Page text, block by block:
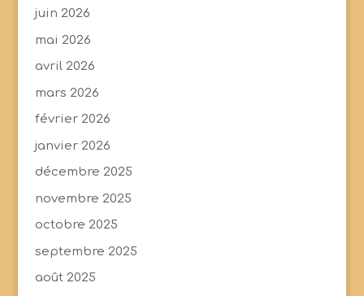
juin 2026
mai 2026
avril 2026
mars 2026
février 2026
janvier 2026
décembre 2025
novembre 2025
octobre 2025
septembre 2025
août 2025